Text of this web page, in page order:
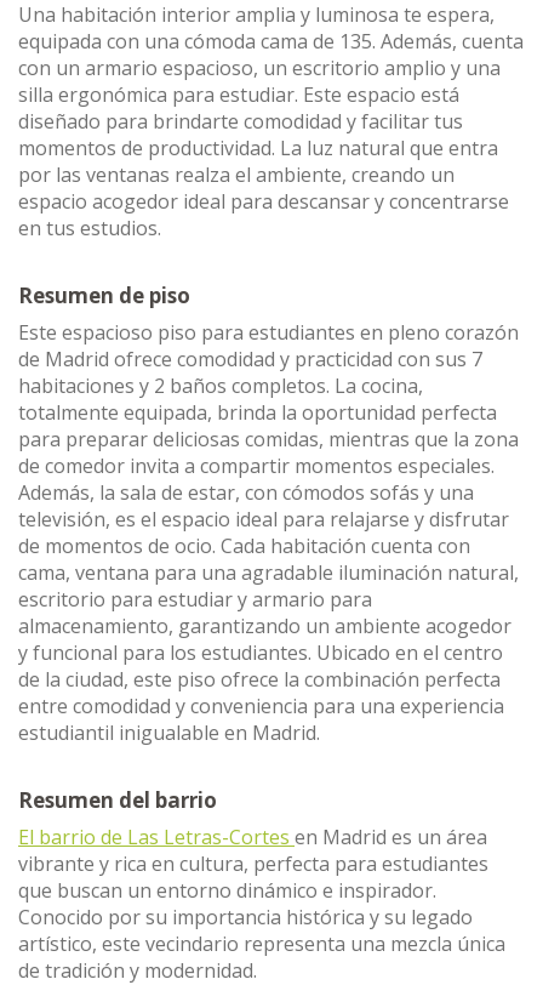
Una habitación interior amplia y luminosa te espera,
equipada con una cómoda cama de 135. Además, cuenta
con un armario espacioso, un escritorio amplio y una
silla ergonómica para estudiar. Este espacio está
diseñado para brindarte comodidad y facilitar tus
momentos de productividad. La luz natural que entra
por las ventanas realza el ambiente, creando un
espacio acogedor ideal para descansar y concentrarse
en tus estudios.
Resumen de piso
Este espacioso piso para estudiantes en pleno corazón
de Madrid ofrece comodidad y practicidad con sus 7
habitaciones y 2 baños completos. La cocina,
totalmente equipada, brinda la oportunidad perfecta
para preparar deliciosas comidas, mientras que la zona
de comedor invita a compartir momentos especiales.
Además, la sala de estar, con cómodos sofás y una
televisión, es el espacio ideal para relajarse y disfrutar
de momentos de ocio. Cada habitación cuenta con
cama, ventana para una agradable iluminación natural,
escritorio para estudiar y armario para
almacenamiento, garantizando un ambiente acogedor
y funcional para los estudiantes. Ubicado en el centro
de la ciudad, este piso ofrece la combinación perfecta
entre comodidad y conveniencia para una experiencia
estudiantil inigualable en Madrid.
Resumen del barrio
El barrio de Las Letras-Cortes en Madrid es un área
vibrante y rica en cultura, perfecta para estudiantes
que buscan un entorno dinámico e inspirador.
Conocido por su importancia histórica y su legado
artístico, este vecindario representa una mezcla única
de tradición y modernidad.